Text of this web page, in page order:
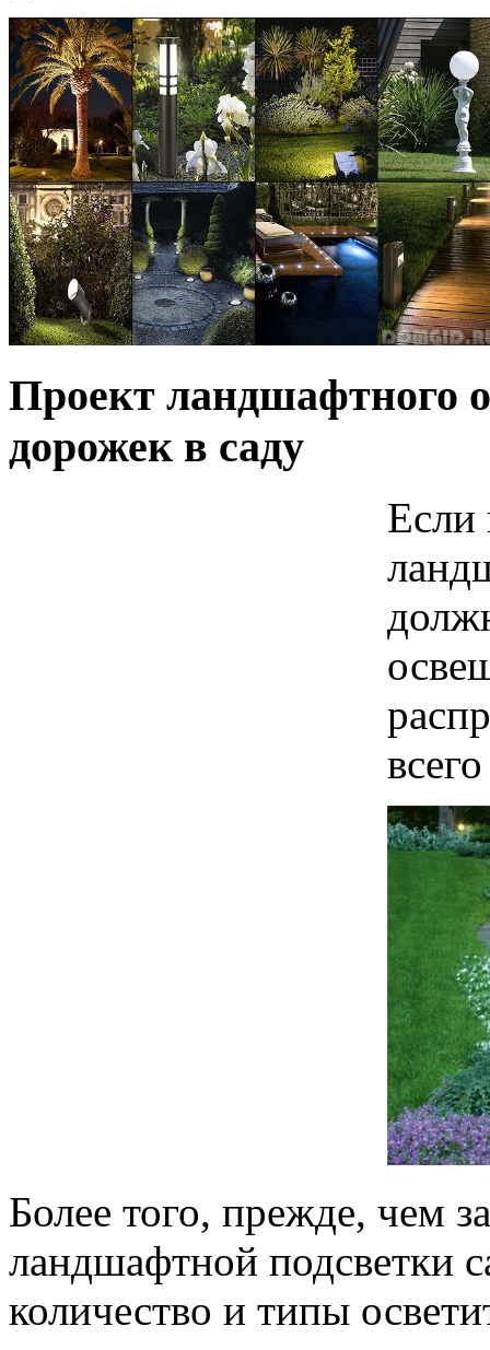
Проект ландшафтного
дорожек в саду
Если
Более того, прежде, чем
ландшафтной подсветки
количество и типы